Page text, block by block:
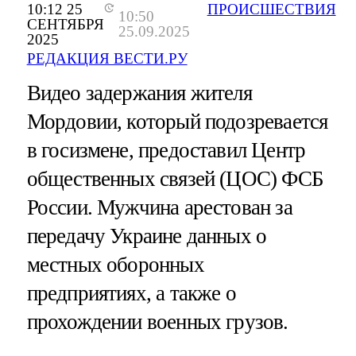
10:12 25
СЕНТЯБРЯ
2025
10:50
25.09.2025
РЕДАКЦИЯ ВЕСТИ.РУ
ПРОИСШЕСТВИЯ
Видео задержания жителя
Мордовии, который подозревается
в госизмене, предоставил Центр
общественных связей (ЦОС) ФСБ
России. Мужчина арестован за
передачу Украине данных о
местных оборонных
предприятиях, а также о
прохождении военных грузов.